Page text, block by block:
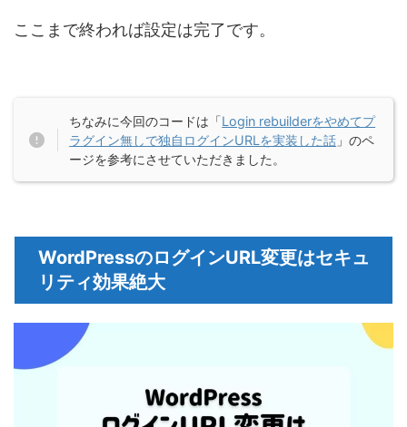
ここまで終われば設定は完了です。
ちなみに今回のコードは「Login rebuilderをやめてプ
ラグイン無しで独自ログインURLを実装した話 」のペ
ージを参考にさせていただきました。
WordPressのログインURL変更はセキュ
リティ効果絶大